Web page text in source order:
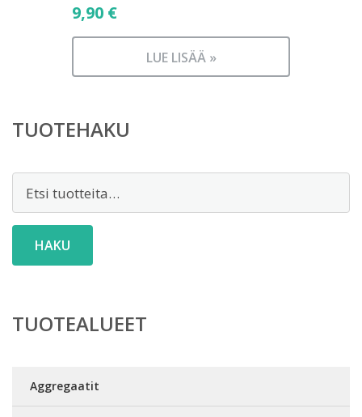
9,90 €
LUE LISÄÄ »
TUOTEHAKU
HAKU
TUOTEALUEET
Aggregaatit